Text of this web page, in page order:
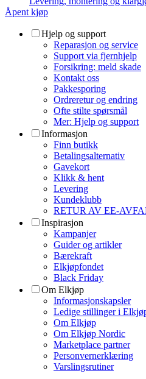
Åpent kjøp
Hjelp og support
Reparasjon og service
Support via fjernhjelp
Forsikring: meld skade
Kontakt oss
Pakkesporing
Ordreretur og endring
Ofte stilte spørsmål
Mer: Hjelp og support
Informasjon
Finn butikk
Betalingsalternativ
Gavekort
Klikk & hent
Levering
Kundeklubb
RETUR AV EE-
Inspirasjon
Kampanjer
Guider og artikler
Bærekraft
Elkjøpfondet
Black Friday
Om Elkjøp
Informasjonskapsler
Ledige stillinger i
Om Elkjøp
Om Elkjøp Nordic
Marketplace partner
Personvernerklæring
Varslingsrutiner